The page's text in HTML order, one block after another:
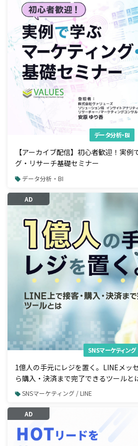
データ分析・BI
【アーカイブ配信】初心者歓迎！実例
グ・リサーチ基礎セミナー
データ分析・BI
AD
SNSマーケティング
1億人の手元にレジを置く。LINEメッ
ら購入・決済まで完了できるツールと
SNSマーケティング / LINE
AD